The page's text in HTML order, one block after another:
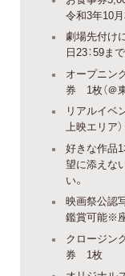
令和3年10
劇場先付け
日23：59ま
オープニン
券 1枚（＠
リアルイベ
上映エリア
好きな作品
望に添えな
い。
映画祭公認
鑑賞可能※
クロージン
券 1枚